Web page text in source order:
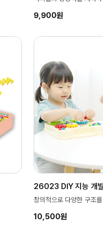
9,900원
26023 DIY 지능 개
창의적으로 다양한 구조
10,500원